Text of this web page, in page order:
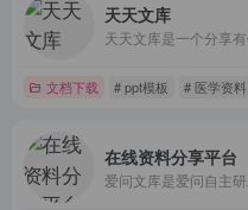
天天文库
文档下载 # ppt模板 # 医学资料
在线资料分享平台